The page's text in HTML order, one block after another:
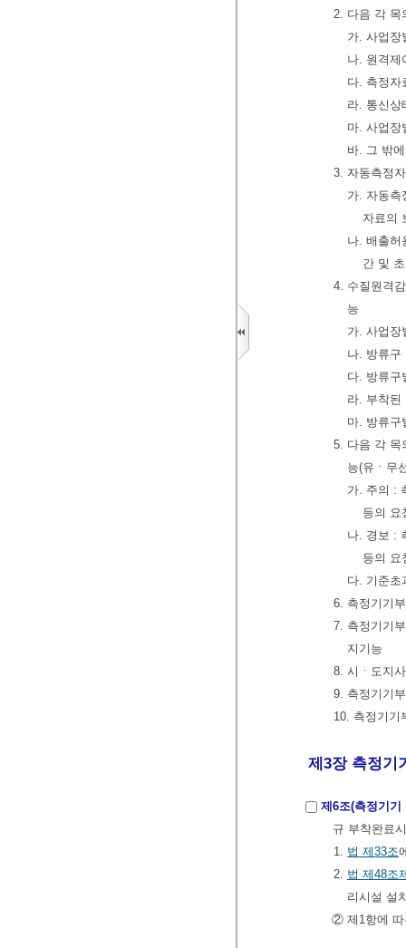
2. 다음 각 목
가. 사업
나. 원격
다. 측정자
라. 통신
마. 사업
바. 그 밖
3. 자동측정
가. 자동측
자료의
나. 배출허
간 및
4. 수질원격
능
가. 사업
나. 방류
다. 방류
라. 부착된
마. 방류구
5. 다음 각 목
능(유ㆍ무
가. 주의 :
등의 요
나. 경보 :
등의 요
다. 기준초
6. 측정기기
7. 측정기기
지기능
8. 시ㆍ도지
9. 측정기기
10. 측정기기
제3장 측정기
제6조(측정기기
규 부착완료
1. 법 제33조
2. 법 제48조
리시설 설
② 제1항에 따